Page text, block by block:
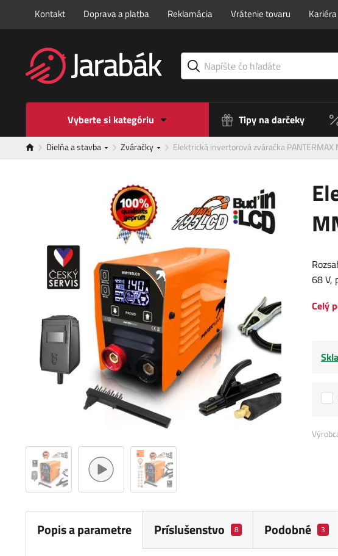
Kontakt Doprava a platba Reklamácia Vrátenie tovaru Kariéra
Vyberte si kategóriu Tipy na darčeky
Dielňa a stavba Zváračky Elektrická invertorová zváračka PANTERMAX
68 V,
Celý
Popis a parametre Príslušenstvo 8 Podobné 3